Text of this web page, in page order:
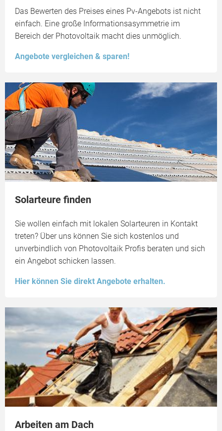
Das Bewerten des Preises eines Pv-Angebots ist nicht
einfach. Eine große Informationsasymmetrie im
Bereich der Photovoltaik macht dies unmöglich.
Angebote vergleichen & sparen!
Solarteure finden
Sie wollen einfach mit lokalen Solarteuren in Kontakt
treten? Über uns können Sie sich kostenlos und
unverbindlich von Photovoltaik Profis beraten und sich
ein Angebot schicken lassen.
Hier können Sie direkt Angebote erhalten.
Arbeiten am Dach